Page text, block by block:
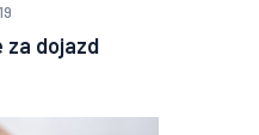
za dojazd